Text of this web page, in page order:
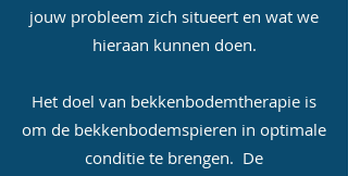
jouw probleem zich situeert en wat we
hieraan kunnen doen.
Het doel van bekkenbodemtherapie is
om de bekkenbodemspieren in optimale
conditie te brengen. De